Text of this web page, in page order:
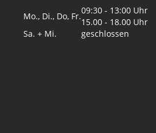
Mo., Di., Do, Fr.
09:30 - 13:00 Uhr
15.00 - 18.00 Uhr
Sa. + Mi.
geschlossen